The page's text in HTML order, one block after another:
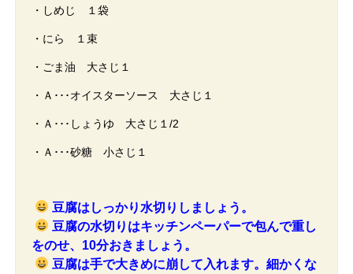
・しめじ １袋
・にら １束
・ごま油 大さじ１
・Ａ･･･オイスターソース 大さじ１
・Ａ･･･しょうゆ 大さじ１/2
・Ａ･･･砂糖 小さじ１
豆腐はしっかり水切りしましょう。
豆腐の水切りはキッチンペーパーで包んで重し
をのせ、10分おきましょう。
豆腐は手で大きめに崩して入れます。細かくな